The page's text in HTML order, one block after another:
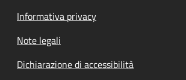
Informativa privacy
Note legali
Dichiarazione di accessibilità